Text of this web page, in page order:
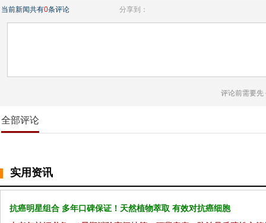
当前新闻共有0条评论 分享到：
评论前需要先
全部评论
实用资讯
抗癌明星组合 多年口碑保证！天然植物萃取 有效对抗癌细胞